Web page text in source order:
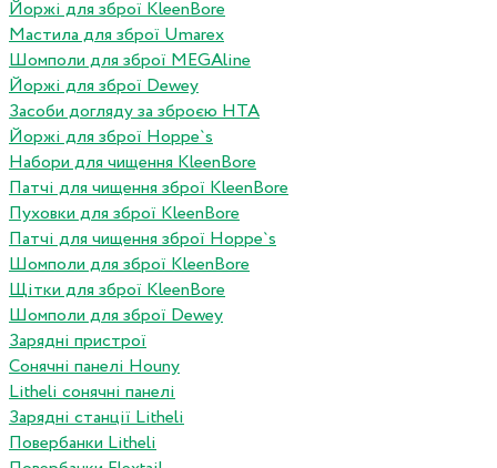
Йоржі для зброї KleenBore
Мастила для зброї Umarex
Шомполи для зброї MEGAline
Йоржі для зброї Dewey
Засоби догляду за зброєю HTA
Йоржі для зброї Hoppe`s
Набори для чищення KleenBore
Патчі для чищення зброї KleenBore
Пуховки для зброї KleenBore
Патчі для чищення зброї Hoppe`s
Шомполи для зброї KleenBore
Щітки для зброї KleenBore
Шомполи для зброї Dewey
Зарядні пристрої
Сонячні панелі Houny
Litheli сонячні панелі
Зарядні станції Litheli
Повербанки Litheli